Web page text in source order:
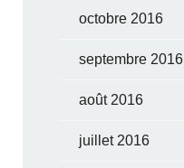
octobre 2016
septembre 2016
août 2016
juillet 2016